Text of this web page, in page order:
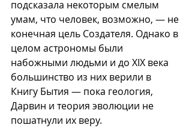
подсказала некоторым смелым
умам, что человек, возможно, — не
конечная цель Создателя. Однако в
целом астрономы были
набожными людьми и до XIX века
большинство из них верили в
Книгу Бытия — пока геология,
Дарвин и теория эволюции не
пошатнули их веру.